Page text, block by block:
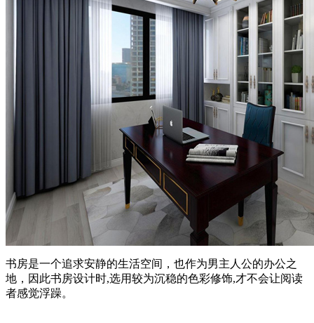
书房是一个追求安静的生活空间，也作为男主人公的办公之
地，因此书房设计时,选用较为沉稳的色彩修饰,才不会让阅读
者感觉浮躁。